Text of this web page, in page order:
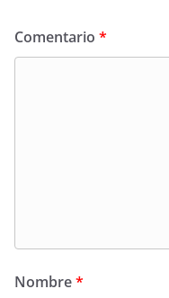
Comentario *
Nombre*